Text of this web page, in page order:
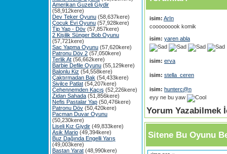
Amerikan Guzeli Giydir
(58,912kere)
Dev Teker Oyunu (58,637kere)
Çocuk Evi Oyunu (57,928kere)
Tip Yap - Döv (57,857kere)
2 Kişilik Sünger Bob Oyunu
(57,721kere)
Sac Yapma Oyunu (57,620kere)
Patronu Döv 2 (57,050kere)
Terlik At (56,662kere)
Barbie Defile Oyunu (55,129kere)
Balonlu Kiz (54,558kere)
Çaktırmadan Bak (54,433kere)
Sivilce Patlat (54,207kere)
Cehennemden Kaçış (52,226kere)
Zidan Sahada (51,856kere)
Nefis Pastalar Yap (50,476kere)
Patronu Döv (50,420kere)
Pacman Duvar Oyunu
(50,230kere)
Liseli Kız Giydir (49,833kere)
Asik Mario (49,394kere)
Buz Dağında Engelli Yarış
(49,003kere)
Bastan Yarat (48,990kere)
isim: ArIn
cooooooook komik
isim: yaren abla
isim: erva
isim: stella_ceren
isim: hunterc@n
eyy ne bu yaw
Yorum Yazabilmek
Sitene Bu Oyunu